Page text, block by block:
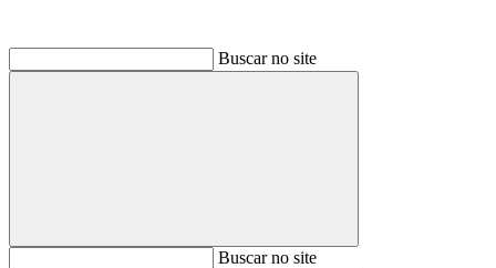
Buscar no site
BuscarBuscar no site